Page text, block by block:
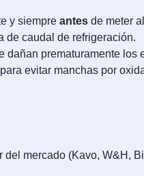
y siempre antes de meter
de caudal de refrigeración.
prematuramente los
evitar manchas por
del mercado (Kavo, W&H,